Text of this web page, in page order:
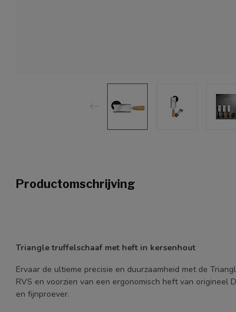
Productomschrijving
Triangle truffelschaaf met heft in kersenhout
Ervaar de ultieme precisie en duurzaamheid met de
RVS en voorzien van een ergonomisch heft van
en fijnproever.